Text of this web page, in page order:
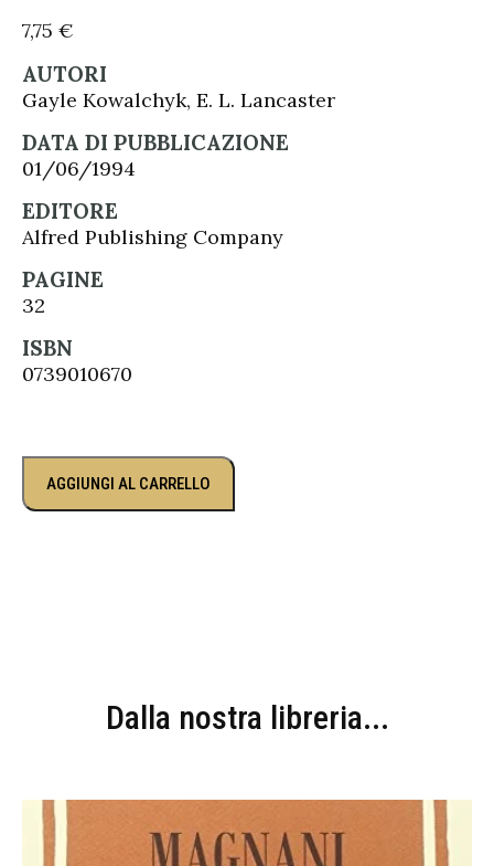
7,75 €
AUTORI
Gayle Kowalchyk, E. L. Lancaster
DATA DI PUBBLICAZIONE
01/06/1994
EDITORE
Alfred Publishing Company
PAGINE
32
ISBN
0739010670
AGGIUNGI AL CARRELLO
Dalla nostra libreria...